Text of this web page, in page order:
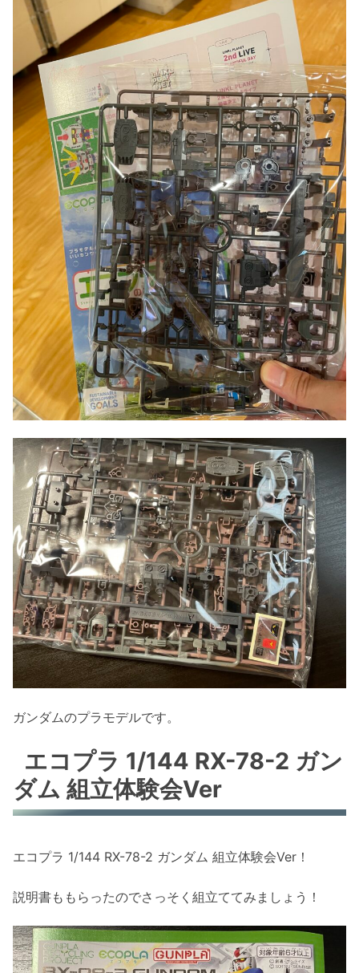
ガンダムのプラモデルです。
エコプラ 1/144 RX-78-2 ガン
ダム 組立体験会Ver
エコプラ 1/144 RX-78-2 ガンダム 組立体験会Ver！
説明書ももらったのでさっそく組立ててみましょう！